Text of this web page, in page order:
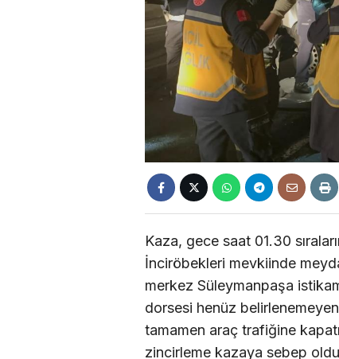
Kaza, gece saat 01.30
İnciröbekleri mevkiinde
merkez Süleymanpaşa
dorsesi henüz
tamamen araç trafiğine
zincirleme kazaya sebep